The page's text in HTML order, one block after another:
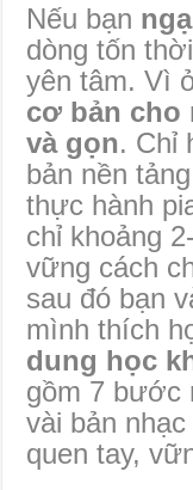
Nếu bạn
dòng tốn
yên tâm. Vì
cơ bản cho
và gọn. Chỉ
bản nền
thực hành
chỉ khoảng
vững cách
sau đó bạn
mình thích
dung học
gồm 7 bước
vài bản
quen tay,